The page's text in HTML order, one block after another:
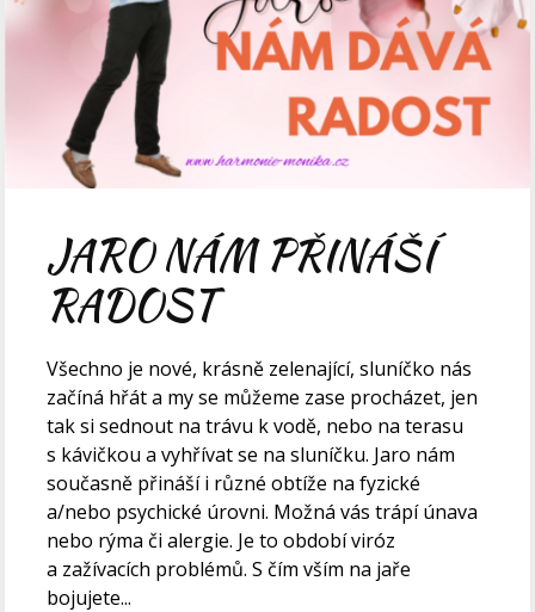
JARO NÁM PŘINÁŠÍ
RADOST
Všechno je nové, krásně zelenající, sluníčko nás
začíná hřát a my se můžeme zase procházet, jen
tak si sednout na trávu k vodě, nebo na terasu
s kávičkou a vyhřívat se na sluníčku. Jaro nám
současně přináší i různé obtíže na fyzické
a/nebo psychické úrovni. Možná vás trápí únava
nebo rýma či alergie. Je to období viróz
a zažívacích problémů. S čím vším na jaře
bojujete...